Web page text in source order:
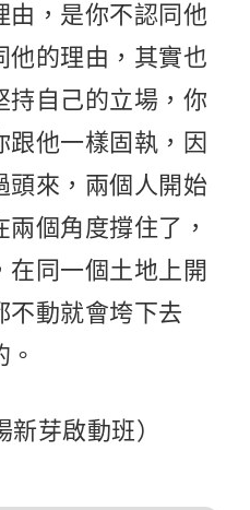
由，是你不認同他
他的理由，其實也
持自己的立場，你
跟他一樣固執，因
頭來，兩個人開始
個角度撐住了，
在同一個土地上開
不動就會垮下去
新芽啟動班）